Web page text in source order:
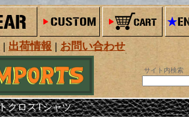
| 出荷情報 | お問い合わせ
サイト内検索
クロスTシャツ